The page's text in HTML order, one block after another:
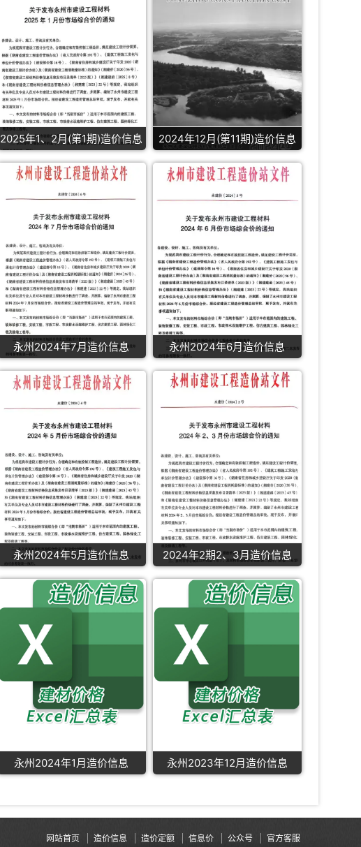
2025年1、2月(第1期)造价信息 2024年12月(第11期)造价信息
永州2024年7月造价信息 永州2024年6月造价信息
永州2024年5月造价信息 2024年2期2、3月造价信息
永州2024年1月造价信息 永州2023年12月造价信息
网站首页 造价信息 造价定额 信息价 公众号 官方客服